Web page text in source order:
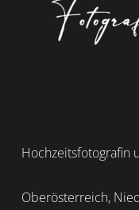
Hochzeitsfotografin
Oberösterreich,